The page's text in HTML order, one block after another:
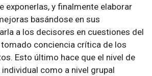
exponerlas, y finalmente elaborar
basándose en sus
a los decisores en cuestiones del
conciencia crítica de los
Esto último hace que el nivel de
como a nivel grupal